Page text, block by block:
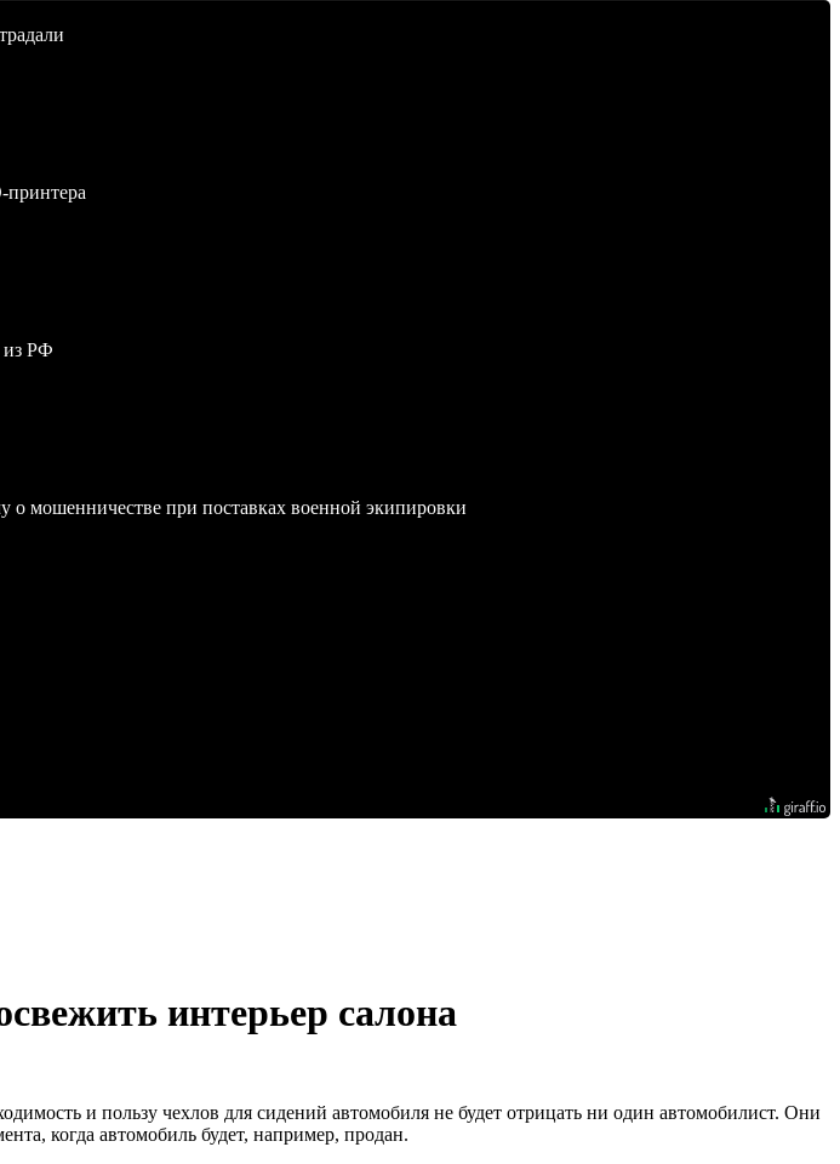
из РФ
о мошенничестве при поставках военной экипировки
интерьер салона
и пользу чехлов для сидений автомобиля не будет отрицать ни один автомобилист. Они
когда автомобиль будет, например, продан.